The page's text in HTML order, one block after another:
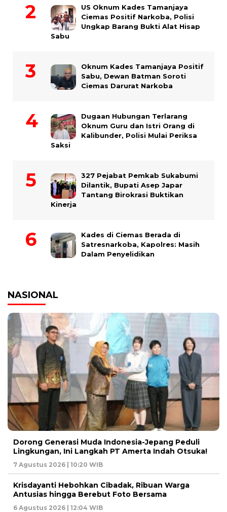
US Oknum Kades Tamanjaya
Ciemas Positif Narkoba, Polisi
Ungkap Barang Bukti Alat Hisap
Sabu
Oknum Kades Tamanjaya Positif
Sabu, Dewan Batman Soroti
Ciemas Darurat Narkoba
Dugaan Hubungan Terlarang
Oknum Guru dan Istri Orang di
Kalibunder, Polisi Mulai Periksa
Saksi
327 Pejabat Pemkab Sukabumi
Dilantik, Bupati Asep Japar
Tantang Birokrasi Buktikan
Kinerja
Kades di Ciemas Berada di
Satresnarkoba, Kapolres: Masih
Dalam Penyelidikan
NASIONAL
Dorong Generasi Muda Indonesia-Jepang Peduli
Lingkungan, Ini Langkah PT Amerta Indah Otsuka!
7 Agustus 2026 | 10:20 WIB
Krisdayanti Hebohkan Cibadak, Ribuan Warga
Antusias hingga Berebut Foto Bersama
6 Agustus 2026 | 12:04 WIB